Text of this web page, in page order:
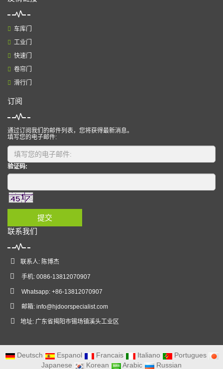
车库门
工业门
快速门
卷帘门
滑行门
订阅
通过订阅我们的邮件列表，您将获得最新消息。
填写您的电子邮件:
验证码:
提交
联系我们
联系人: 陈博杰
手机: 0086-13812070907
Whatsapp: +86-13812070907
邮箱: info@hjdoorspecialist.com
地址: 广东省揭阳市锡场镇溪头工业区
Deutsch Espanol Francais Italiano
Portugues
Japanese
Korean Arabic Russian